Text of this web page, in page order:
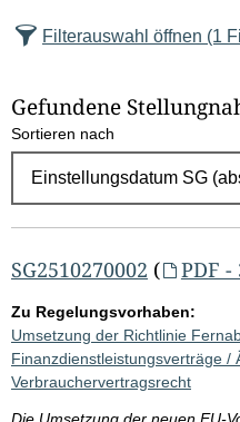
z
l
E
g
e
b
i
s
s
Filterauswahl öffnen (1
Gefundene
Sortieren nach
SG2510270002 ( PDF -
Zu Regelungsvorhaben:
Umsetzung der Richtlinie
Finanzdienstleistungsverträge /
Verbrauchervertragsrecht
Die Umsetzung der neuen EU-